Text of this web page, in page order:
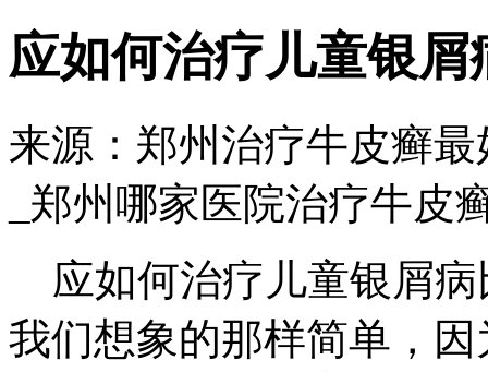
应如何治疗儿童银屑
来源：郑州治疗牛皮癣
_郑州哪家医院治疗牛皮
应如何治疗儿童银屑病
我们想象的那样简单，